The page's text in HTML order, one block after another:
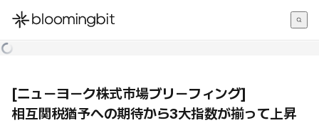
한국어
[ニューヨーク株式市場ブリーフィング]
相互関税猶予への期待から3大指数が揃って上昇